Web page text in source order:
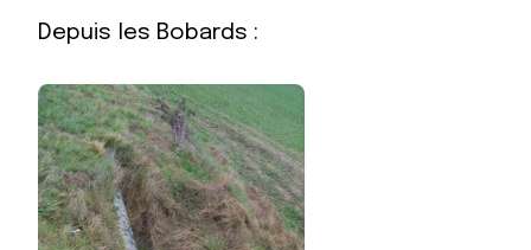
Depuis les Bobards :